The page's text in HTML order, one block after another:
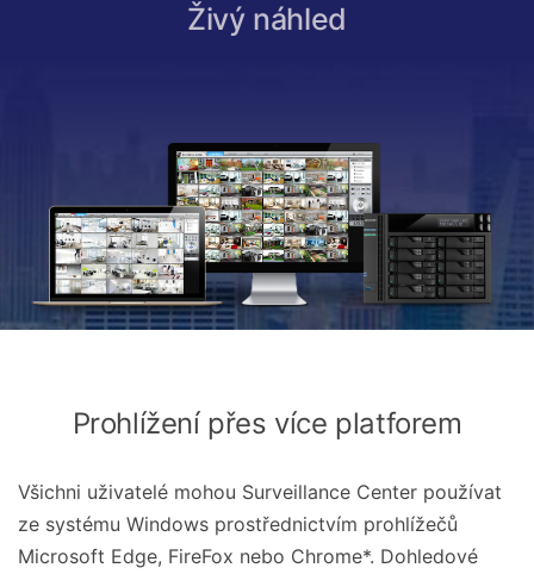
Živý náhled
Prohlížení přes více platforem
Všichni uživatelé mohou Surveillance Center používat
ze systému Windows prostřednictvím prohlížečů
Microsoft Edge, FireFox nebo Chrome*. Dohledové